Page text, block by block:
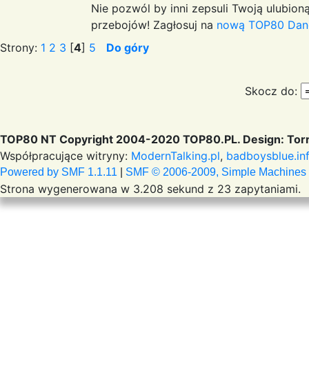
Nie pozwól by inni zepsuli Twoją
przebojów! Zagłosuj na nową TOP80
Strony: 1 2 3 [4] 5 Do góry
Skocz do:
TOP80 NT Copyright 2004-2020 TOP80.PL. Design:
Współpracujące witryny: ModernTalking.pl,
Powered by SMF 1.1.11 SMF © 2006-2009, Simple Machines
Strona wygenerowana w 3.208 sekund z 23 zapytaniami.